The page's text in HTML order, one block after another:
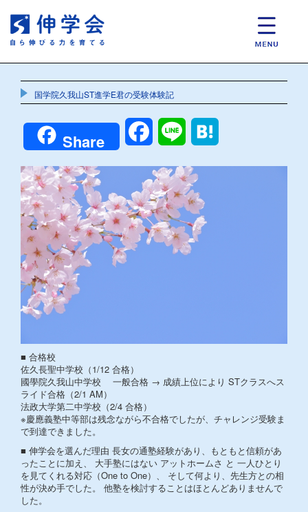
国学院久我山ST進学E君の受験体験記
Share FacebookLine
■ 合格校
佐久長聖中学校（1/12 合格）
國學院久我山中学校 一般合格 → 成績上位により STクラスへス
ライド合格（2/1 AM）
法政大学第二中学校（2/4 合格）
※慶應義塾中等部は残念ながら不合格でしたが、チャレンジ受験ま
で到達できました。
■ 伸学会を選んだ理由 長女の通塾経験があり、もともと信頼があ
ったことに加え、 大手塾にはない アットホームさ と 一人ひとり
を見てくれる対応（One to One）、 そして何より、先生方との相
性が決め手でした。 他塾を検討することはほとんどありませんで
した。